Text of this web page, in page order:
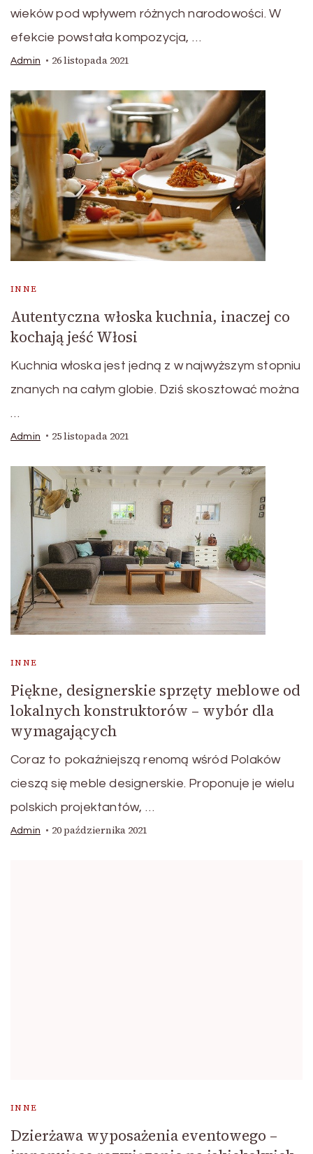
wieków pod wpływem różnych narodowości. W
efekcie powstała kompozycja, …
Admin 26 listopada 2021
INNE
Autentyczna włoska kuchnia, inaczej co
kochają jeść Włosi
Kuchnia włoska jest jedną z w najwyższym stopniu
znanych na całym globie. Dziś skosztować można
…
Admin 25 listopada 2021
INNE
Piękne, designerskie sprzęty meblowe od
lokalnych konstruktorów – wybór dla
wymagających
Coraz to pokaźniejszą renomą wśród Polaków
cieszą się meble designerskie. Proponuje je wielu
polskich projektantów, …
Admin 20 października 2021
INNE
Dzierżawa wyposażenia eventowego –